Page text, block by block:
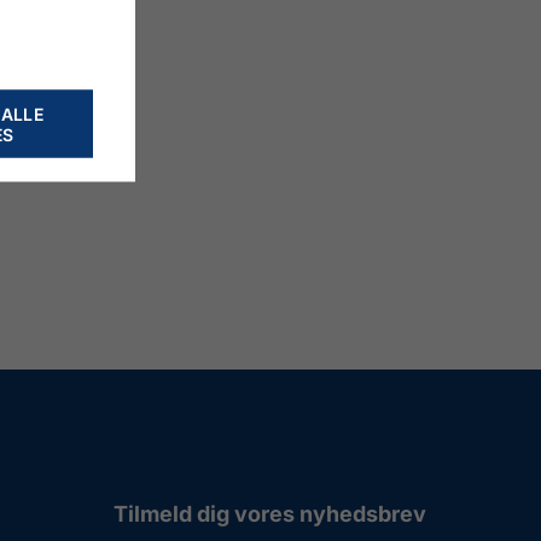
Tilmeld dig vores nyhedsbrev